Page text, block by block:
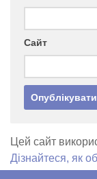
Сайт
Цей сайт
Дізнайтеся, як